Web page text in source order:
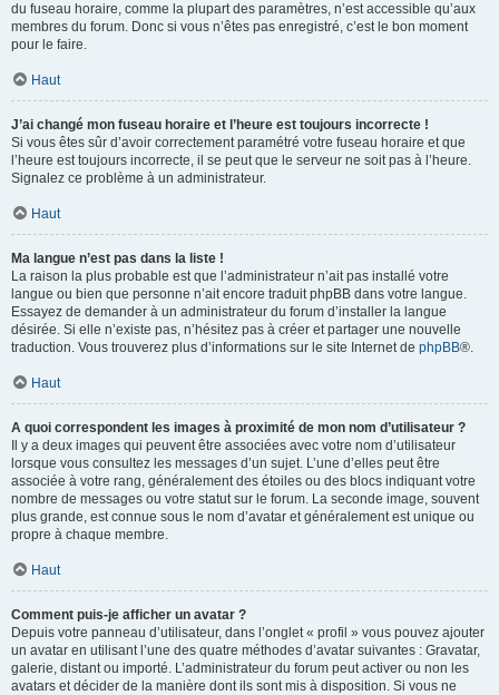
du fuseau horaire, comme la plupart des paramètres, n’est accessible qu’aux
membres du forum. Donc si vous n’êtes pas enregistré, c’est le bon moment
pour le faire.
Haut
J’ai changé mon fuseau horaire et l’heure est toujours incorrecte !
Si vous êtes sûr d’avoir correctement paramétré votre fuseau horaire et que
l’heure est toujours incorrecte, il se peut que le serveur ne soit pas à l’heure.
Signalez ce problème à un administrateur.
Haut
Ma langue n’est pas dans la liste !
La raison la plus probable est que l’administrateur n’ait pas installé votre
langue ou bien que personne n’ait encore traduit phpBB dans votre langue.
Essayez de demander à un administrateur du forum d’installer la langue
désirée. Si elle n’existe pas, n’hésitez pas à créer et partager une nouvelle
traduction. Vous trouverez plus d’informations sur le site Internet de phpBB®.
Haut
A quoi correspondent les images à proximité de mon nom d’utilisateur ?
Il y a deux images qui peuvent être associées avec votre nom d’utilisateur
lorsque vous consultez les messages d’un sujet. L’une d’elles peut être
associée à votre rang, généralement des étoiles ou des blocs indiquant votre
nombre de messages ou votre statut sur le forum. La seconde image, souvent
plus grande, est connue sous le nom d’avatar et généralement est unique ou
propre à chaque membre.
Haut
Comment puis-je afficher un avatar ?
Depuis votre panneau d’utilisateur, dans l’onglet « profil » vous pouvez ajouter
un avatar en utilisant l’une des quatre méthodes d’avatar suivantes : Gravatar,
galerie, distant ou importé. L’administrateur du forum peut activer ou non les
avatars et décider de la manière dont ils sont mis à disposition. Si vous ne